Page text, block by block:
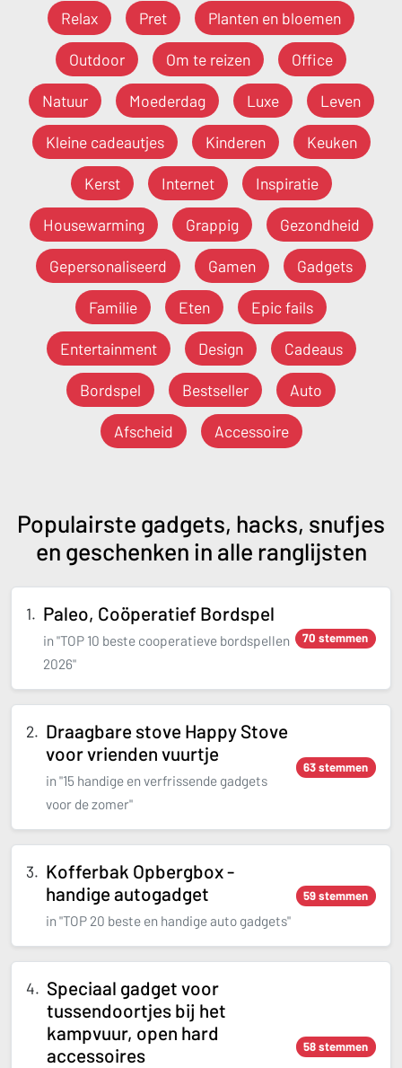
Relax Pret Planten en bloemen
Outdoor Om te reizen Office
Natuur Moederdag Luxe Leven
Kleine cadeautjes Kinderen Keuken
Kerst Internet Inspiratie
Housewarming Grappig Gezondheid
Gepersonaliseerd Gamen Gadgets
Familie Eten Epic fails
Entertainment Design Cadeaus
Bordspel Bestseller Auto
Afscheid Accessoire
Populairste gadgets, hacks, snufjes
en geschenken in alle ranglijsten
Paleo, Coöperatief Bordspel
in "TOP 10 beste cooperatieve bordspellen
2026"
70 stemmen
Draagbare stove Happy Stove
voor vrienden vuurtje
in "15 handige en verfrissende gadgets
voor de zomer"
63 stemmen
Kofferbak Opbergbox -
handige autogadget
in "TOP 20 beste en handige auto gadgets"
59 stemmen
Speciaal gadget voor
tussendoortjes bij het
kampvuur, open hard
accessoires
58 stemmen